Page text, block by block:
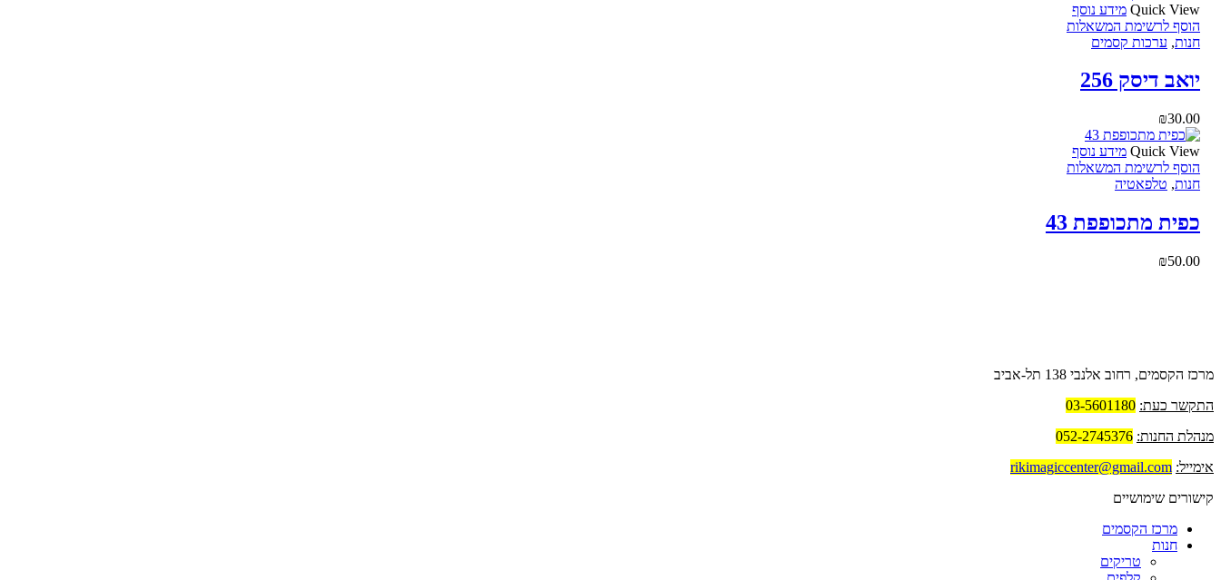
Quick View מידע נוסף
הוסף לרשימת המשאלות
חנות, ערכות קסמים
יואב דיסק 256
₪30.00
Quick View מידע נוסף
הוסף לרשימת המשאלות
חנות, טלפאטיה
כפית מתכופפת 43
₪50.00
מרכז הקסמים, רחוב אלנבי 138 תל-אביב
התקשר כעת: 03-5601180
מנהלת החנות: 052-2745376
אימייל: rikimagiccenter@gmail.com
קישורים שימושיים
מרכז הקסמים
חנות
טריקים